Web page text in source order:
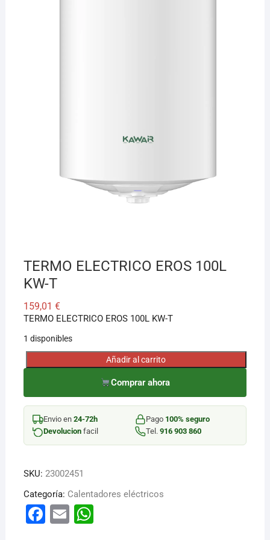
TERMO ELECTRICO EROS 100L
KW-T
159,01 €
TERMO ELECTRICO EROS 100L KW-T
1 disponibles
TERMO
EROS
100L
KW-
Añadir al carrito
Comprar ahora
Envio en 24-72h Pago 100% seguro
Devolucionfacil Tel. 916 903 860
SKU: 23002451
Categoría: Calentadores eléctricos
F E W